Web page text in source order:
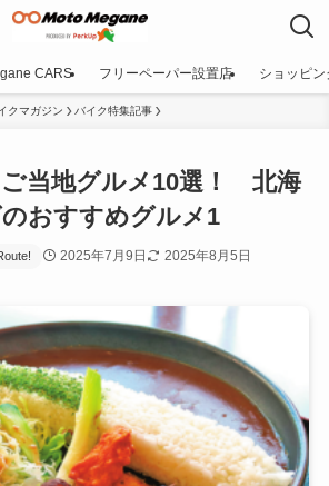
CARS フリーペーパー設置店 ショッピン
クマガジン バイク特集記事
当地グルメ10選！ 北海
おすすめグルメ1
2025年7月9日 2025年8月5日